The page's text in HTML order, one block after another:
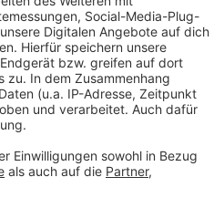
das Thema "Reise-
dafür noch weiteres
Tätigkeitsfeldern
der aktuellen
12,1. Und schon jetzt,
zu 2020 die Zahl der
nahezu verdoppelt.